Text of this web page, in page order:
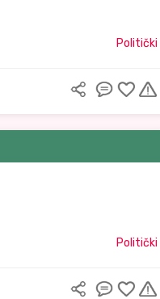
Politički
Politički